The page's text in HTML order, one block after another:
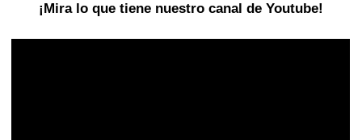
¡Mira lo que tiene nuestro canal de Youtube!